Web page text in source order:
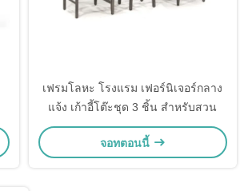
เฟรมโลหะ โรงแรม เฟอร์นิเจอร์กลาง
แจ้ง เก้าอี้โต๊ะชุด 3 ชิ้น สําหรับสวน
จอทตอนนี้